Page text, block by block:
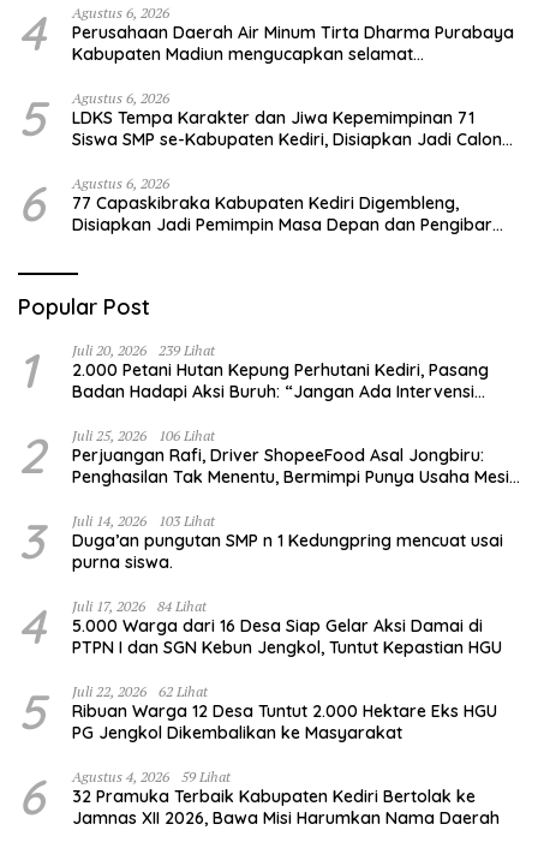
4 Agustus 6, 2026
Perusahaan Daerah Air Minum Tirta Dharma Purabaya
Kabupaten Madiun mengucapkan selamat
5 Agustus 6, 2026
LDKS Tempa Karakter dan Jiwa Kepemimpinan 71
Siswa SMP se-Kabupaten Kediri, Disiapkan Jadi Calon
6 Agustus 6, 2026
77 Capaskibraka Kabupaten Kediri Digembleng,
Disiapkan Jadi Pemimpin Masa Depan dan Pengibar
Popular Post
1 Juli 20, 2026 239 Lihat
2.000 Petani Hutan Kepung Perhutani Kediri, Pasang
Badan Hadapi Aksi Buruh: “Jangan Ada Intervensi
2 Juli 25, 2026 106 Lihat
Perjuangan Rafi, Driver ShopeeFood Asal Jongbiru:
Penghasilan Tak Menentu, Bermimpi Punya Usaha Mesin
3 Juli 14, 2026 103 Lihat
Duga’an pungutan SMP n 1 Kedungpring mencuat usai
purna siswa.
4 Juli 17, 2026 84 Lihat
5.000 Warga dari 16 Desa Siap Gelar Aksi Damai di
PTPN I dan SGN Kebun Jengkol, Tuntut Kepastian HGU
5 Juli 22, 2026 62 Lihat
Ribuan Warga 12 Desa Tuntut 2.000 Hektare Eks HGU
PG Jengkol Dikembalikan ke Masyarakat
6 Agustus 4, 2026 59 Lihat
32 Pramuka Terbaik Kabupaten Kediri Bertolak ke
Jamnas XII 2026, Bawa Misi Harumkan Nama Daerah